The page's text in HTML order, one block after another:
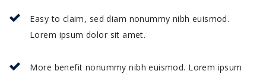
Easy to claim, sed diam nonummy nibh euismod.
Lorem ipsum dolor sit amet.
More benefit nonummy nibh euismod. Lorem ipsum